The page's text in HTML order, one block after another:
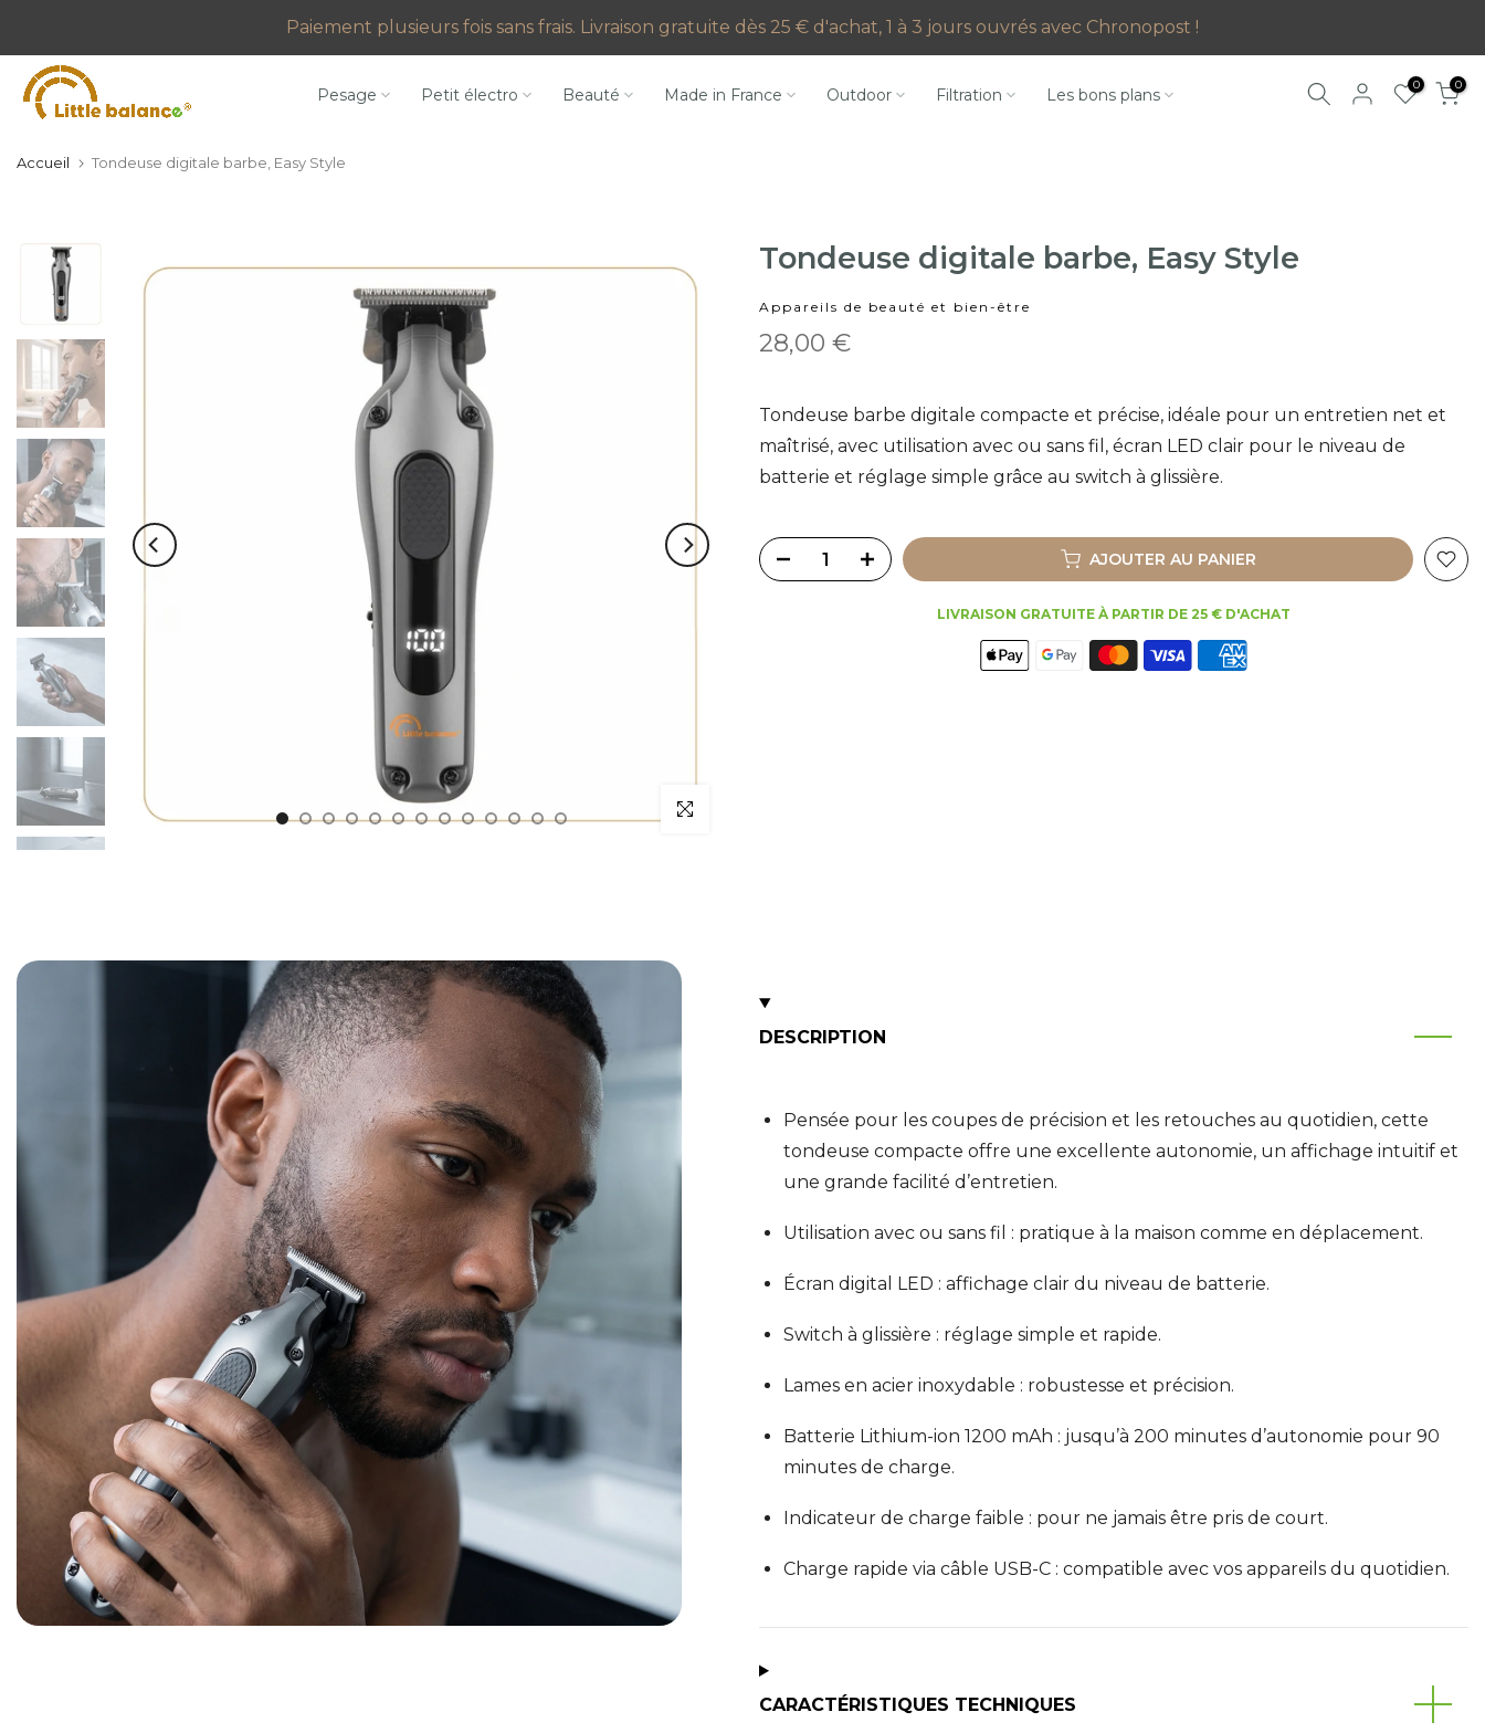
au
contenu
Paiement plusieurs fois sans frais. Livraison gratuite dès 25 € d'achat, 1 à 3 jours ouvrés avec Chronopost !
Pesage Petit électro Beauté Made in France Outdoor Filtration Les bons plans 0 0
Accueil Tondeuse digitale barbe, Easy Style
Tondeuse digitale barbe, Easy Style
Appareils de beauté et bien-être
28,00 €
Tondeuse barbe digitale compacte et précise, idéale pour un entretien net et
maîtrisé, avec utilisation avec ou sans fil, écran LED clair pour le niveau de
batterie et réglage simple grâce au switch à glissière.
AJOUTER AU PANIER
LIVRAISON GRATUITE À PARTIR DE 25 € D'ACHAT
DESCRIPTION
Pensée pour les coupes de précision et les retouches au quotidien, cette
tondeuse compacte offre une excellente autonomie, un affichage intuitif et
une grande facilité d’entretien.
Utilisation avec ou sans fil : pratique à la maison comme en déplacement.
Écran digital LED : affichage clair du niveau de batterie.
Switch à glissière : réglage simple et rapide.
Lames en acier inoxydable : robustesse et précision.
Batterie Lithium-ion 1200 mAh : jusqu’à 200 minutes d’autonomie pour 90
minutes de charge.
Indicateur de charge faible : pour ne jamais être pris de court.
Charge rapide via câble USB-C : compatible avec vos appareils du quotidien.
CARACTÉRISTIQUES TECHNIQUES